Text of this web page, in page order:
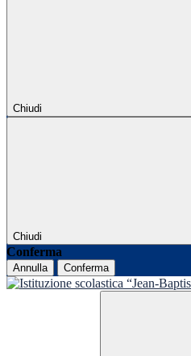
Chiudi
Chiudi
Conferma
Annulla Conferma